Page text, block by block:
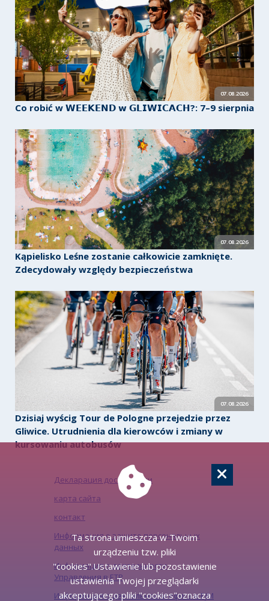
07.08.2026
Co robić w 𝗪𝗘𝗘𝗞𝗘𝗡𝗗 𝘄 𝗚𝗟𝗜𝗪𝗜𝗖𝗔𝗖𝗛?: 7–9 sierpnia
07.08.2026
Kąpielisko Leśne zostanie całkowicie zamknięte.
Zdecydowały względy bezpieczeństwa
07.08.2026
Dzisiaj wyścig Tour de Pologne przejedzie przez
Gliwice. Utrudnienia dla kierowców i zmiany w
kursowaniu autobusów
Декларация доступности
карта сайта
контакт
Информация о защите персональных
данных
Информация о деятельности
Управления в ЕТР
Информация о деятельности офиса в PJM
Ta strona umieszcza w Twoim
urządzeniu tzw. pliki
"cookies".Ustawienie lub pozostawienie
ustawienia Twojej przeglądarki
akceptującego pliki "cookies"oznacza